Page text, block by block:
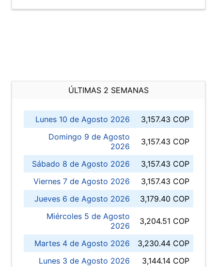
ÚLTIMAS 2 SEMANAS
Lunes 10 de Agosto 2026
3,157.43 COP
Domingo 9 de Agosto
2026
3,157.43 COP
Sábado 8 de Agosto 2026
3,157.43 COP
Viernes 7 de Agosto 2026
3,157.43 COP
Jueves 6 de Agosto 2026
3,179.40 COP
Miércoles 5 de Agosto
2026
3,204.51 COP
Martes 4 de Agosto 2026
3,230.44 COP
Lunes 3 de Agosto 2026
3,144.14 COP